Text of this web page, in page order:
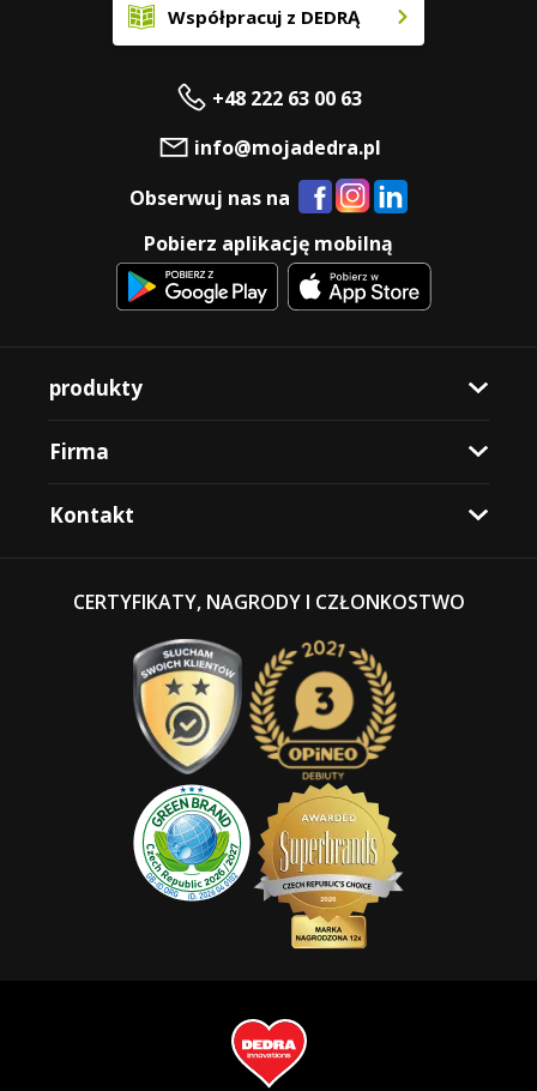
Współpracuj z DEDRĄ
+48 222 63 00 63
info@mojadedra.pl
Obserwuj nas na
Pobierz aplikację mobilną
produkty
Firma
Kontakt
CERTYFIKATY, NAGRODY I CZŁONKOSTWO